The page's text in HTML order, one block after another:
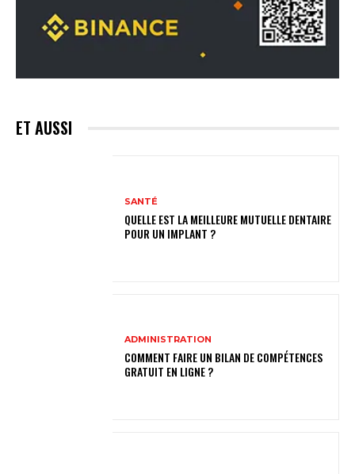
ET AUSSI
SANTÉ
QUELLE EST LA MEILLEURE MUTUELLE DENTAIRE
POUR UN IMPLANT ?
ADMINISTRATION
COMMENT FAIRE UN BILAN DE COMPÉTENCES
GRATUIT EN LIGNE ?